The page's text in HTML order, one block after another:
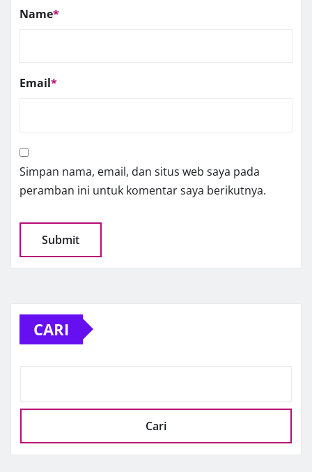
Name*
Email*
Simpan nama, email, dan situs web saya pada
peramban ini untuk komentar saya berikutnya.
CARI
Cari